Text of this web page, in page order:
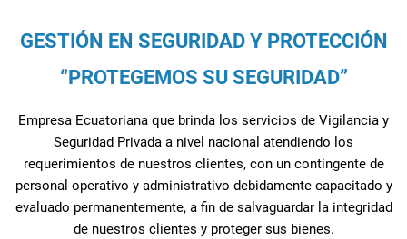
GESTIÓN EN SEGURIDAD Y PROTECCIÓN
“PROTEGEMOS SU SEGURIDAD”
Empresa Ecuatoriana que brinda los servicios de Vigilancia y
Seguridad Privada a nivel nacional atendiendo los
requerimientos de nuestros clientes, con un contingente de
personal operativo y administrativo debidamente capacitado y
evaluado permanentemente, a fin de salvaguardar la integridad
de nuestros clientes y proteger sus bienes.